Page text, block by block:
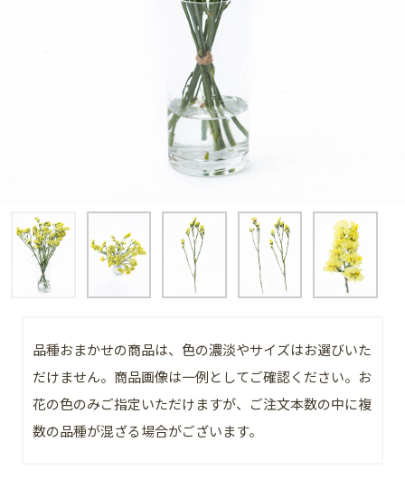
品種おまかせの商品は、色の濃淡やサイズはお選びいた
だけません。商品画像は一例としてご確認ください。お
花の色のみご指定いただけますが、ご注文本数の中に複
数の品種が混ざる場合がございます。